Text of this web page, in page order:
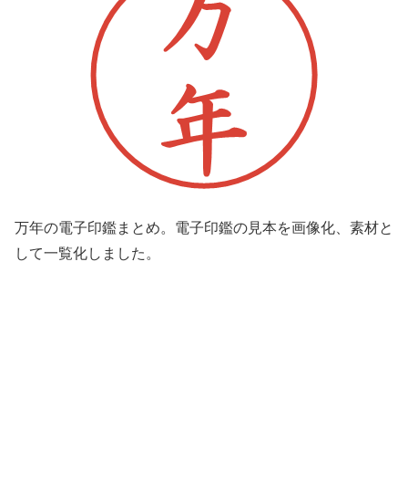
万年の電子印鑑まとめ。電子印鑑の見本を画像化、素材と
して一覧化しました。